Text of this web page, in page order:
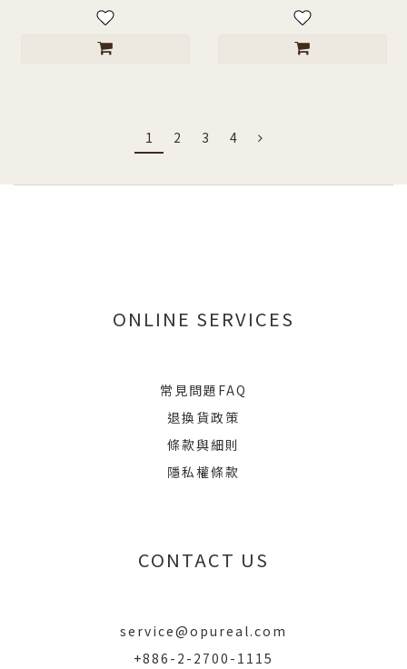
1 2 3 4
ONLINE SERVICES
常見問題FAQ
退換貨政策
條款與細則
隱私權條款
CONTACT US
service@opureal.com
+886-2-2700-1115